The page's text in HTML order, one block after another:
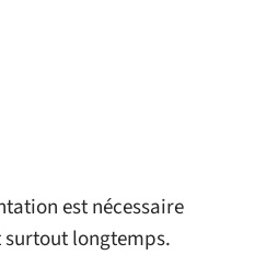
est nécessaire
longtemps.